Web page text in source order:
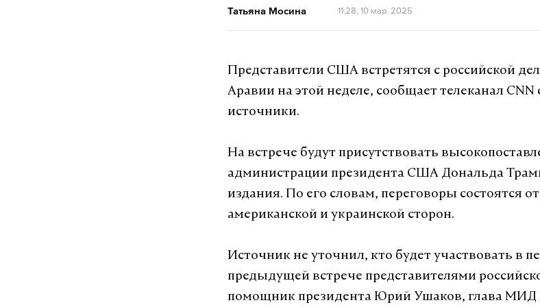
Татьяна Мосина 11:28, 10 мар. 2025
Представители США встретятся с российской
Аравии на этой неделе, сообщает телеканал CNN
источники.
На встрече будут присутствовать
администрации президента США Дональда
издания. По его словам, переговоры состоятся
американской и украинской сторон.
Источник не уточнил, кто будет участвовать в
предыдущей встрече представителями
помощник президента Юрий Ушаков, глава МИД